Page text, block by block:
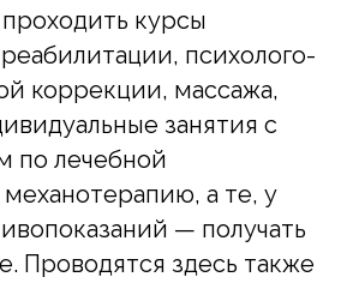
курсы
психолого-
коррекции, массажа,
занятия с
по лечебной
а те, у
— получать
Проводятся здесь также